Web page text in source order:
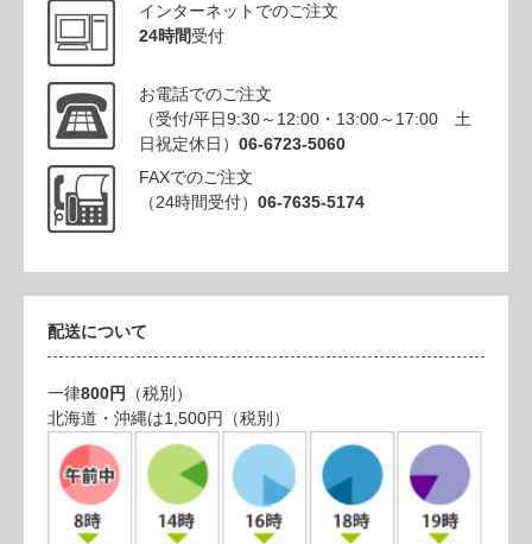
インターネットでのご注文
24時間受付
お電話でのご注文
（受付/平日9:30～12:00・13:00～17:00 土
日祝定休日） 06-6723-5060
FAXでのご注文
（24時間受付） 06-7635-5174
配送について
一律800円
（税別）
北海道・沖縄は1,500円（税別）